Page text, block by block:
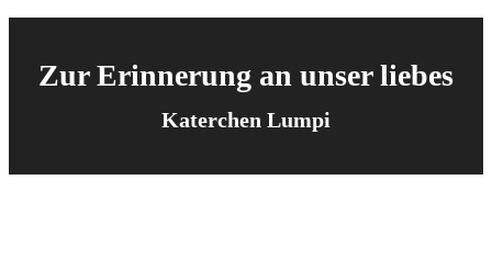
Zur Erinnerung an unser liebes
Katerchen Lumpi